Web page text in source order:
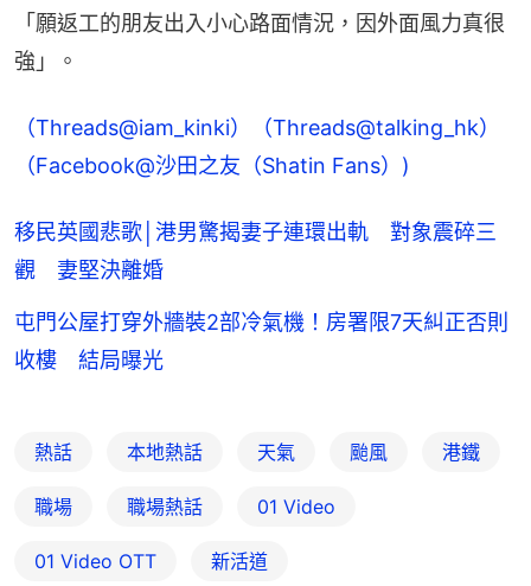
「願返工的朋友出入小心路面情況，因外面風力真很
強」。
（Threads@iam_kinki）
（Threads@talking_hk）
（Facebook@沙田之友（Shatin Fans）)
移民英國悲歌│港男驚揭妻子連環出軌 對象震碎三
觀 妻堅決離婚
屯門公屋打穿外牆裝2部冷氣機！房署限7天糾正否則
收樓 結局曝光
熱話 本地熱話 天氣 颱風 港鐵
職場 職場熱話 01 Video
01‌ ‌Video‌ ‌OTT 新活道